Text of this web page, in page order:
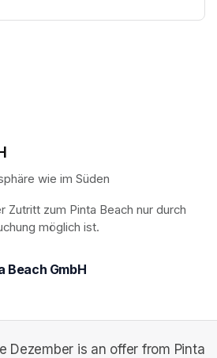
wie im Süden
Zutritt zum Pinta Beach nur durch
möglich ist.
Beach GmbH
Dezember is an offer from Pinta